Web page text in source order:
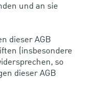
und an sie
dieser AGB
(insbesondere
so
dieser AGB